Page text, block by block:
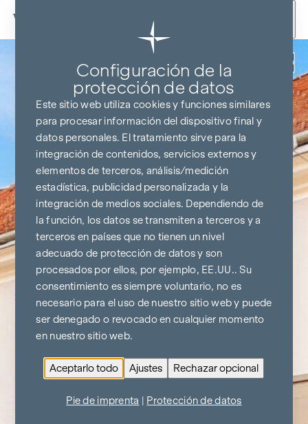
Ir al contenido
Configuración de la
protección de datos
Este sitio web utiliza cookies y funciones similares
para procesar información del dispositivo final y
datos personales. El tratamiento sirve para la
integración de contenidos, servicios externos y
elementos de terceros, análisis/medición
estadística, publicidad personalizada y la
integración de medios sociales. Dependiendo de
la función, los datos se transmiten a terceros y a
terceros en países que no tienen un nivel
adecuado de protección de datos y son
procesados por ellos, por ejemplo, EE.UU.. Su
consentimiento es siempre voluntario, no es
necesario para el uso de nuestro sitio web y puede
ser denegado o revocado en cualquier momento
en nuestro sitio web.
Aceptarlo todo Ajustes Rechazar opcional
Pie de imprenta Protección de datos